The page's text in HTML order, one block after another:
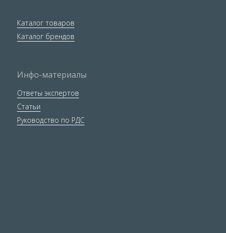
Каталог товаров
Каталог брендов
Инфо-материалы
Ответы экспертов
Статьи
Руководство по РДС